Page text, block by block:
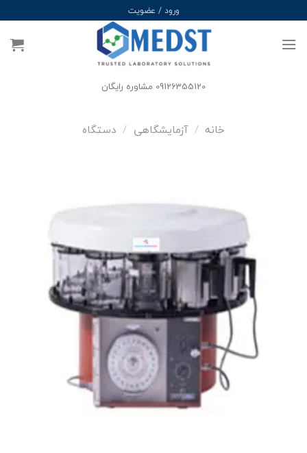
to
content
ورود / عضویت
09126355120 مشاوره رایگان
خانه / آزمایشگاهی / دستگاه